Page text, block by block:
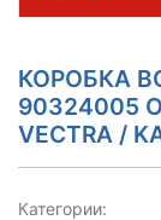
КОРОБКА
90324005
VECTRA /
Категории: